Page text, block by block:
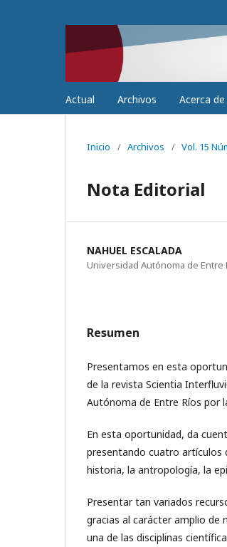
Actual Archivos Acerca de
Inicio / Archivos / Vol. 15
Nota Editorial
NAHUEL ESCALADA
Universidad Autónoma de Entre
Resumen
Presentamos en esta
de la revista Scientia
Autónoma de Entre Ríos por
En esta oportunidad, da
presentando cuatro artículos
historia, la antropología, la
Presentar tan variados
gracias al carácter amplio de
una de las disciplinas